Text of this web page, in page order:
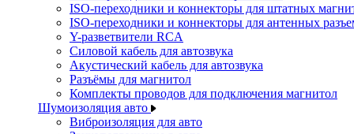
ISO-переходники и коннекторы для штатных
ISO-переходники и коннекторы для антенных
Y-разветвители RCA
Силовой кабель для автозвука
Акустический кабель для автозвука
Разъёмы для магнитол
Комплекты проводов для подключения магнитол
Шумоизоляция авто
Виброизоляция для авто